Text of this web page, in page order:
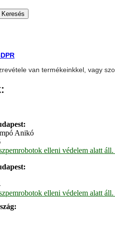
Keresés
van termékeinkkel, vagy
Anikó
elleni védelem alatt
elleni védelem alatt